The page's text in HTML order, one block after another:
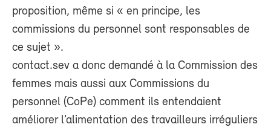
proposition, même si « en principe, les
commissions du personnel sont responsables de
ce sujet ».
contact.sev a donc demandé à la Commission des
femmes mais aussi aux Commissions du
personnel (CoPe) comment ils entendaient
améliorer l’alimentation des travailleurs irréguliers